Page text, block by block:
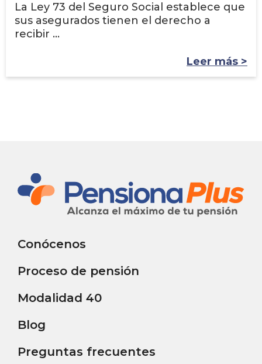
La Ley 73 del Seguro Social establece que
sus asegurados tienen el derecho a
recibir ...
Leer más >
Conócenos
Proceso de pensión
Modalidad 40
Blog
Preguntas frecuentes